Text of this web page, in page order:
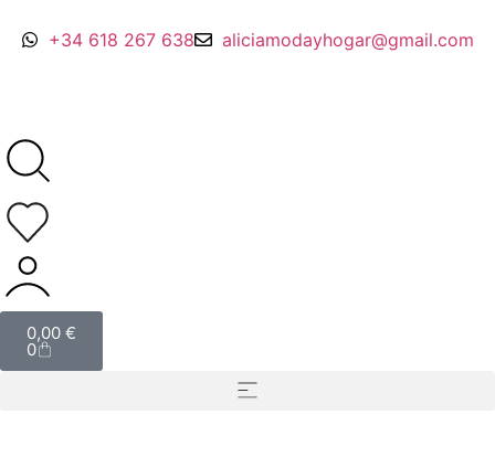
+34 618 267 638 aliciamodayhogar@gmail.com
0,00 €
0